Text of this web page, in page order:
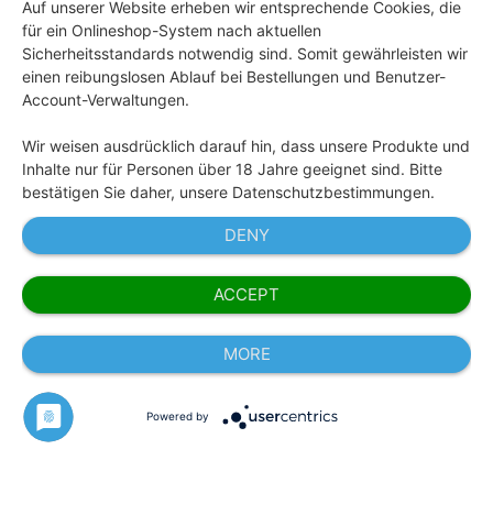
Auf unserer Website erheben wir entsprechende Cookies, die
für ein Onlineshop-System nach aktuellen
Sicherheitsstandards notwendig sind. Somit gewährleisten wir
einen reibungslosen Ablauf bei Bestellungen und Benutzer-
Account-Verwaltungen.
Wir weisen ausdrücklich darauf hin, dass unsere Produkte und
Inhalte nur für Personen über 18 Jahre geeignet sind. Bitte
bestätigen Sie daher, unsere Datenschutzbestimmungen.
DENY
ACCEPT
MORE
Powered by